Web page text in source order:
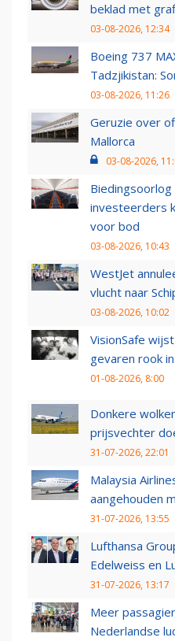
beklad met
03-08-2026, 12:34
Boeing 737
Tadzjikistan:
03-08-2026, 11:26
Geruzie over
Mallorca
03-08-2026,
investeerders
voor bod
03-08-2026, 10:43
WestJet
vlucht naar
03-08-2026, 10:02
VisionSafe
gevaren rook
01-08-2026, 8:00
Donkere
prijsvechter
31-07-2026, 22:01
Malaysia
aangehouden
31-07-2026, 13:55
Lufthansa
Edelweiss en
31-07-2026, 13:17
Meer
Nederlandse